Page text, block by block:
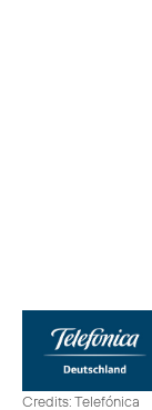
Credits: Telefónica